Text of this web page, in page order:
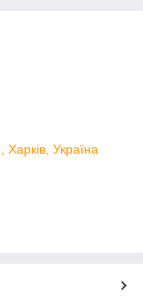
Україна